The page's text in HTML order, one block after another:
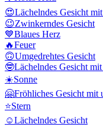
😍Lächelndes Gesicht
😉Zwinkerndes Gesicht
💙Blaues Herz
🔥Feuer
🙃Umgedrehtes Gesicht
🤓Lächelndes Gesicht
☀️Sonne
🤗Fröhliches Gesicht mit
⭐Stern
☺️Lächelndes Gesicht